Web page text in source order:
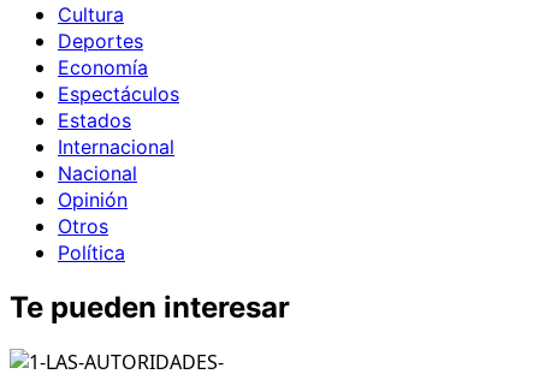
Cultura
Deportes
Economía
Espectáculos
Estados
Internacional
Nacional
Opinión
Otros
Política
Te pueden interesar